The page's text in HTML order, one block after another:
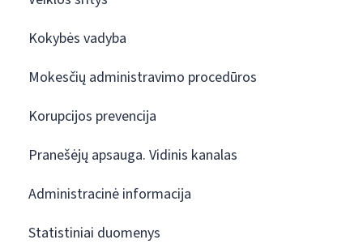
Kokybės vadyba
Mokesčių administravimo procedūros
Korupcijos prevencija
Pranešėjų apsauga. Vidinis kanalas
Administracinė informacija
Statistiniai duomenys